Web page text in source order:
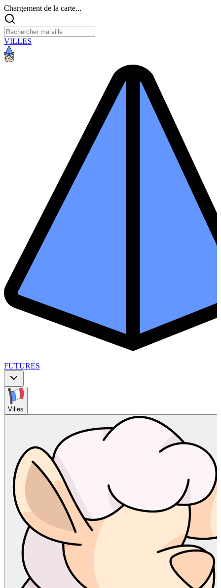
Chargement de la carte...
VILLES
FUTURES
Villes